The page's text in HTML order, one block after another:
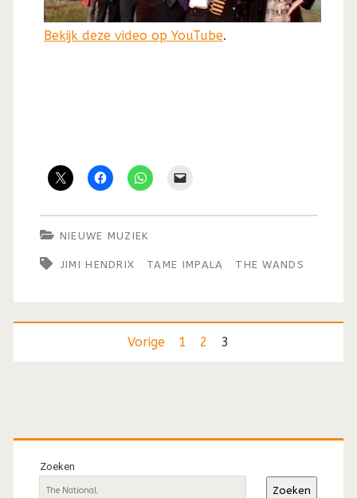
Bekijk deze video op YouTube.
NIEUWE MUZIEK
JIMI HENDRIX TAME IMPALA THE WANDS
Berichten
Vorige 1 2 3
Primaire
sidebar
Zoeken
Zoeken